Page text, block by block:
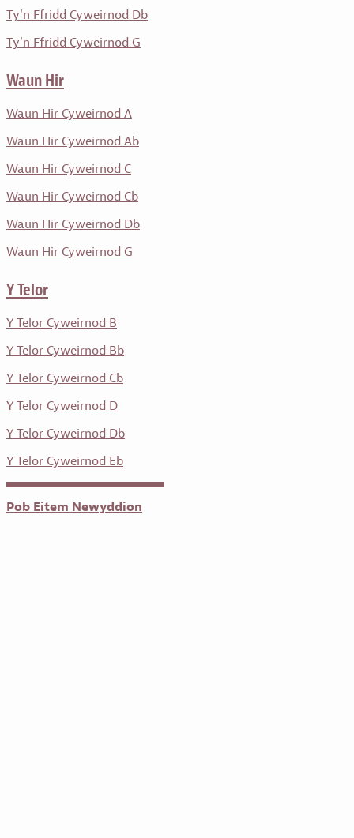
Ty'n Ffridd Cyweirnod Db
Ty'n Ffridd Cyweirnod G
Waun Hir
Waun Hir Cyweirnod A
Waun Hir Cyweirnod Ab
Waun Hir Cyweirnod C
Waun Hir Cyweirnod Cb
Waun Hir Cyweirnod Db
Waun Hir Cyweirnod G
Y Telor
Y Telor Cyweirnod B
Y Telor Cyweirnod Bb
Y Telor Cyweirnod Cb
Y Telor Cyweirnod D
Y Telor Cyweirnod Db
Y Telor Cyweirnod Eb
Pob Eitem Newyddion